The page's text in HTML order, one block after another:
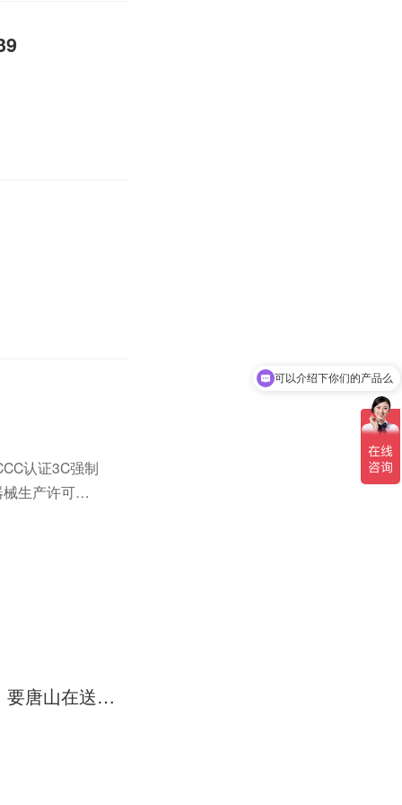
认证3C强制
生产许可证
系...
（急）量具的检测。按照ISO9001的要求，量具要送有关部门检测。要唐山在送到哪个部门？
可以介绍下你们的产品么